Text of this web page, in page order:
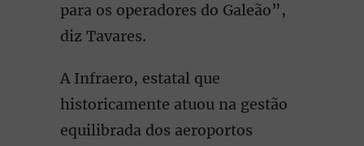
para os operadores do Galeão”,
diz Tavares.
A Infraero, estatal que
historicamente atuou na gestão
equilibrada dos aeroportos